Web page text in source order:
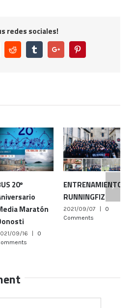
redes sociales!
Reddit TumblrGoogle+
20º
Maratón
09/16 |
0
ENTRENAMIENTOS
RUNNINGFIZ
2021/09/07 |
0
Comments